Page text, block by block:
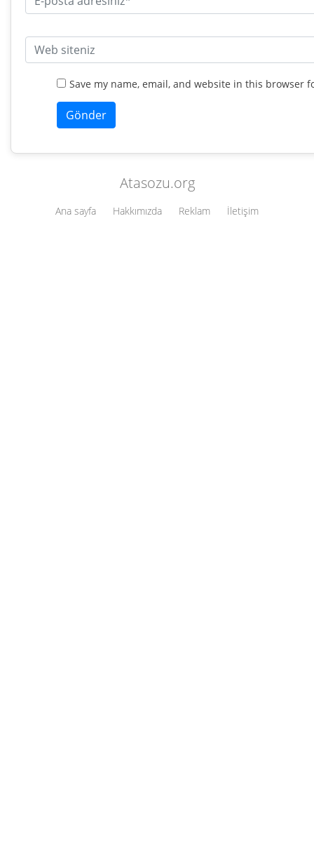
Save my name, email, and website in this browser
Atasozu.org
Ana sayfa Hakkımızda Reklam İletişim